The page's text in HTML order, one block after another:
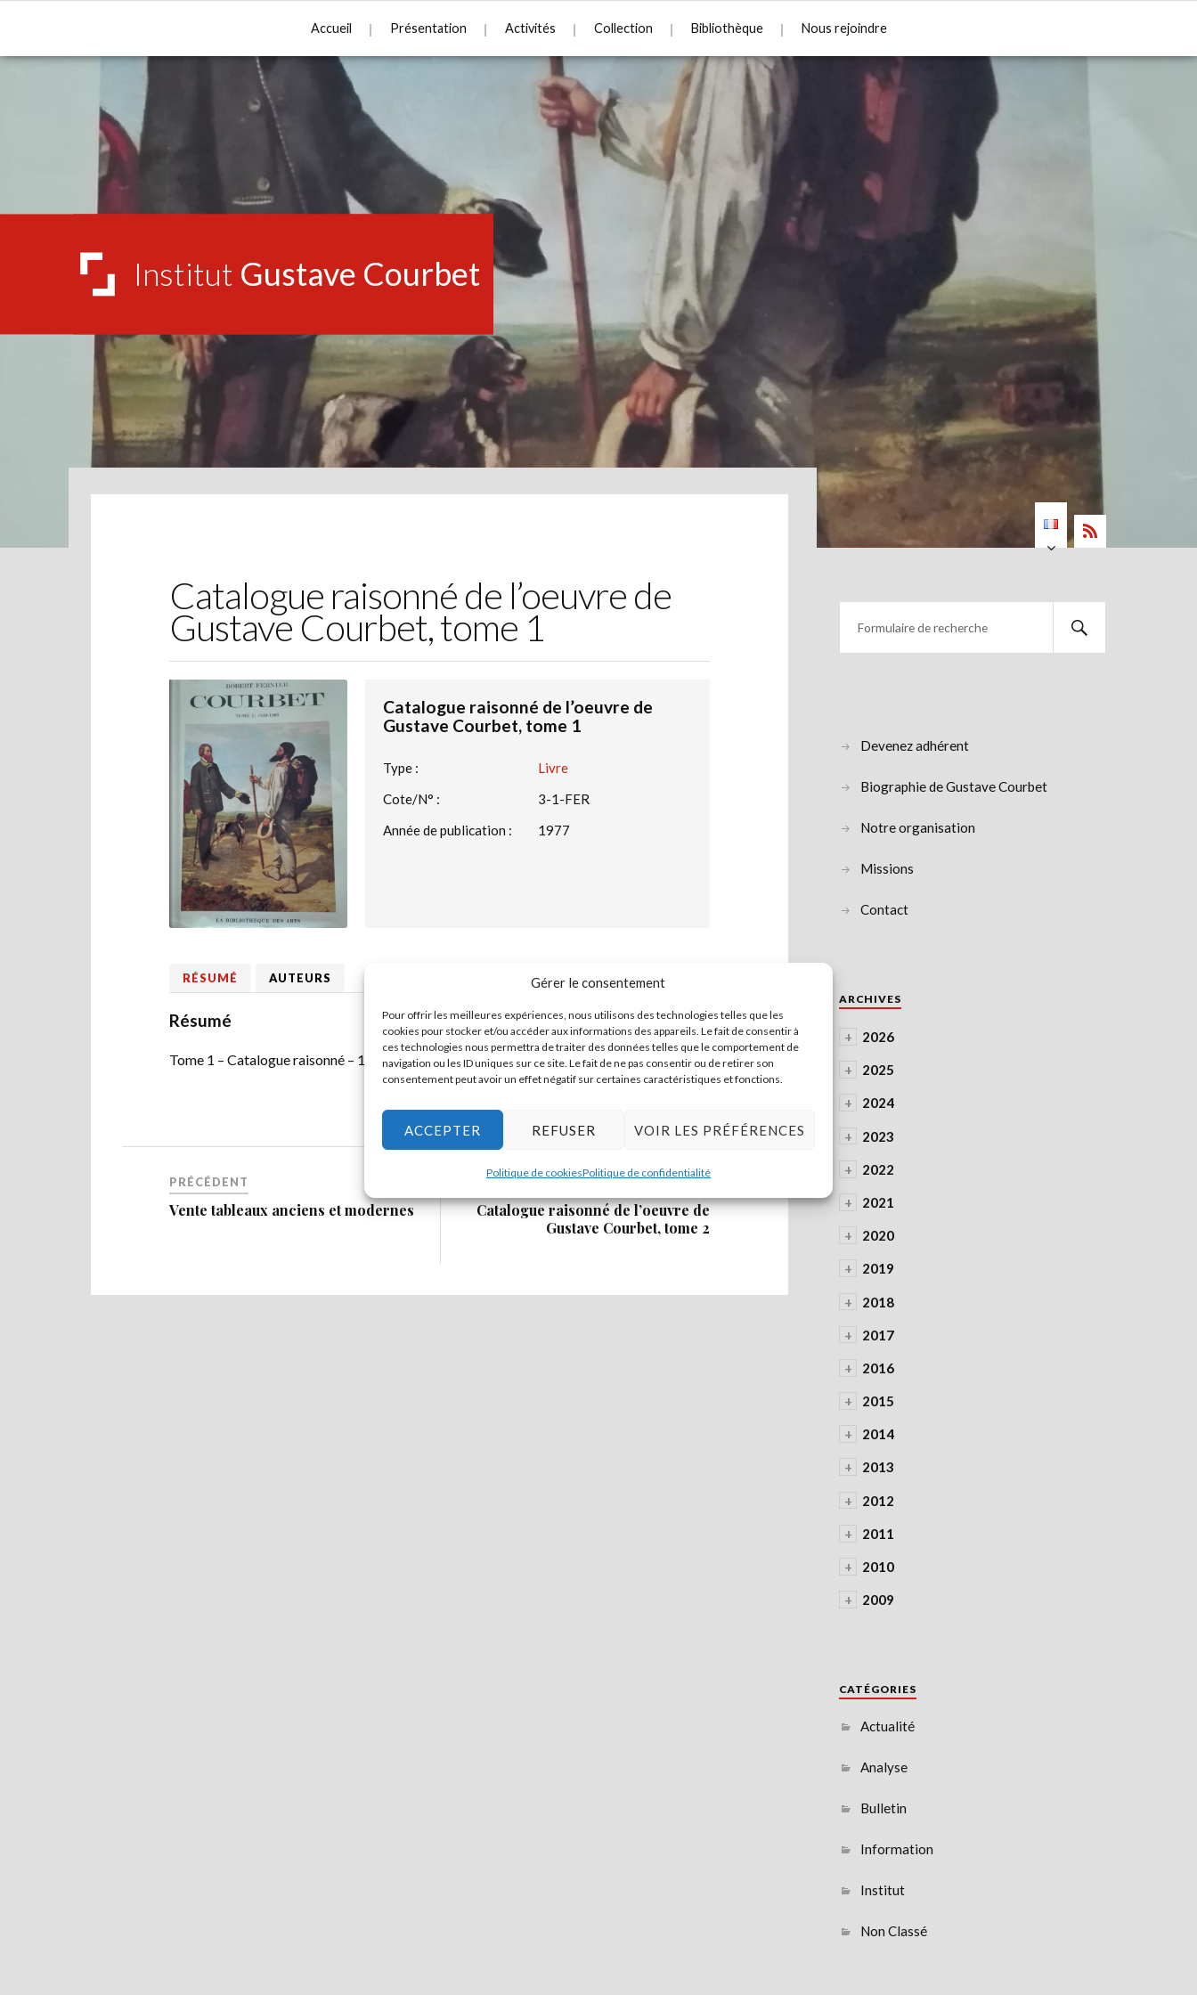
Gérer le consentement
Pour offrir les meilleures expériences, nous utilisons des technologies telles que les
cookies pour stocker et/ou accéder aux informations des appareils. Le fait de consentir à
ces technologies nous permettra de traiter des données telles que le comportement de
navigation ou les ID uniques sur ce site. Le fait de ne pas consentir ou de retirer son
consentement peut avoir un effet négatif sur certaines caractéristiques et fonctions.
ACCEPTER REFUSER VOIR LES PRÉFÉRENCES
Politique de cookiesPolitique de confidentialité
Institut Gustave Courbet
Accueil Présentation Activités Collection Bibliothèque Nous rejoindre
Catalogue raisonné de l’oeuvre de
Gustave Courbet, tome 1
Catalogue raisonné de l’oeuvre de
Gustave Courbet, tome 1
Type :
Livre
Cote/N° :
3-1-FER
Année de publication :
1977
RÉSUMÉ AUTEURS
Résumé
Tome 1 – Catalogue raisonné – 1819-1865
PRÉCÉDENT
Vente tableaux anciens et modernes
SUIVANT
Catalogue raisonné de l’oeuvre de
Gustave Courbet, tome 2
Devenez adhérent
Biographie de Gustave Courbet
Notre organisation
Missions
Contact
ARCHIVES
+ 2026
+ 2025
+ 2024
+ 2023
+ 2022
+ 2021
+ 2020
+ 2019
+ 2018
+ 2017
+ 2016
+ 2015
+ 2014
+ 2013
+ 2012
+ 2011
+ 2010
+ 2009
CATÉGORIES
Actualité
Analyse
Bulletin
Information
Institut
Non Classé